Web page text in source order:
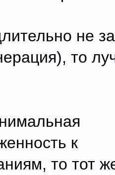
не
то
к
то тот